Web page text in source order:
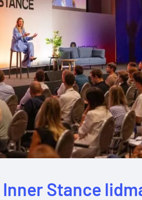
Stance